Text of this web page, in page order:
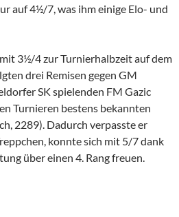
auf 4½/7, was ihm einige Elo- und
3½/4 zur Turnierhalbzeit auf dem
drei Remisen gegen GM
SK spielenden FM Gazic
Turnieren bestens bekannten
2289). Dadurch verpasste er
konnte sich mit 5/7 dank
über einen 4. Rang freuen.